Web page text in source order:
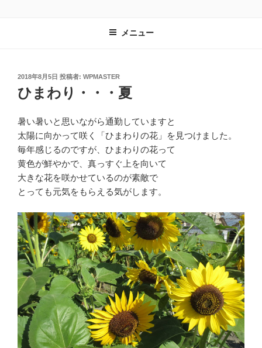
メニュー
投
稿
日:
2018年8月5日 投稿者: WPMASTER
ひまわり・・・夏
暑い暑いと思いながら通勤していますと
太陽に向かって咲く「ひまわりの花」を見つけました。
毎年感じるのですが、ひまわりの花って
黄色が鮮やかで、真っすぐ上を向いて
大きな花を咲かせているのが素敵で
とっても元気をもらえる気がします。